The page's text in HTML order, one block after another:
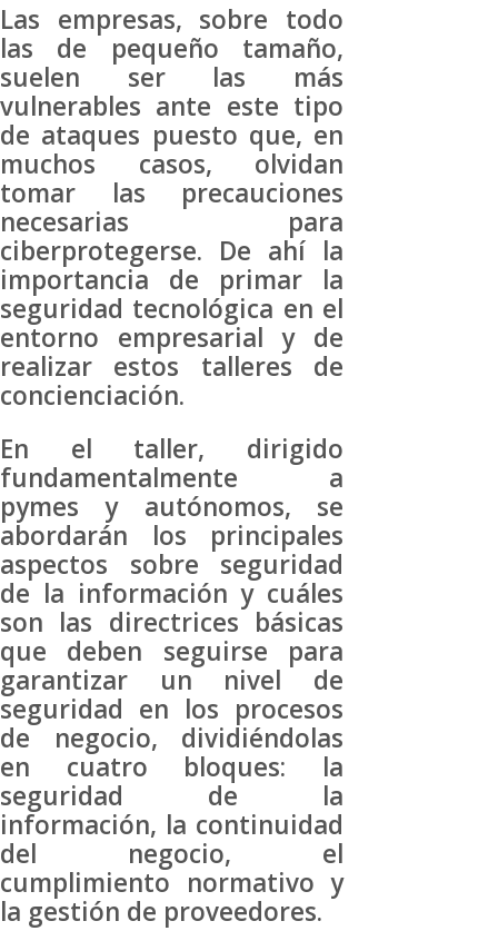
Las empresas, sobre todo
las de pequeño tamaño,
suelen ser las más
vulnerables ante este tipo
de ataques puesto que, en
muchos casos, olvidan
tomar las precauciones
necesarias para
ciberprotegerse. De ahí la
importancia de primar la
seguridad tecnológica en el
entorno empresarial y de
realizar estos talleres de
concienciación.
En el taller, dirigido
fundamentalmente a
pymes y autónomos, se
abordarán los principales
aspectos sobre seguridad
de la información y cuáles
son las directrices básicas
que deben seguirse para
garantizar un nivel de
seguridad en los procesos
de negocio, dividiéndolas
en cuatro bloques: la
seguridad de la
información, la continuidad
del negocio, el
cumplimiento normativo y
la gestión de proveedores.